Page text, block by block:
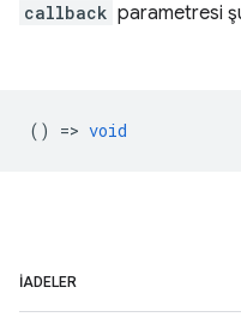
callback parametresi
() => void
İADELER